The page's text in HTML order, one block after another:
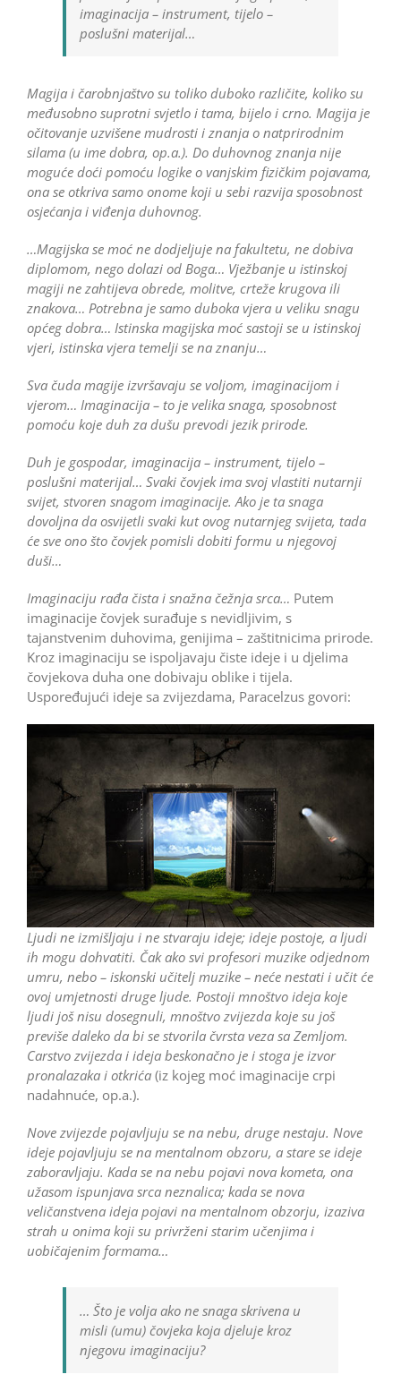
imaginacija – instrument, tijelo –
poslušni materijal…
Magija i čarobnjaštvo su toliko duboko različite, koliko su
međusobno suprotni svjetlo i tama, bijelo i crno. Magija je
očitovanje uzvišene mudrosti i znanja o natprirodnim
silama (u ime dobra, op.a.). Do duhovnog znanja nije
moguće doći pomoću logike o vanjskim fizičkim pojavama,
ona se otkriva samo onome koji u sebi razvija sposobnost
osjećanja i viđenja duhovnog.
…Magijska se moć ne dodjeljuje na fakultetu, ne dobiva
diplomom, nego dolazi od Boga… Vježbanje u istinskoj
magiji ne zahtijeva obrede, molitve, crteže krugova ili
znakova… Potrebna je samo duboka vjera u veliku snagu
općeg dobra… Istinska magijska moć sastoji se u istinskoj
vjeri, istinska vjera temelji se na znanju…
Sva čuda magije izvršavaju se voljom, imaginacijom i
vjerom… Imaginacija – to je velika snaga, sposobnost
pomoću koje duh za dušu prevodi jezik prirode.
Duh je gospodar, imaginacija – instrument, tijelo –
poslušni materijal… Svaki čovjek ima svoj vlastiti nutarnji
svijet, stvoren snagom imaginacije. Ako je ta snaga
dovoljna da osvijetli svaki kut ovog nutarnjeg svijeta, tada
će sve ono što čovjek pomisli dobiti formu u njegovoj
duši…
Imaginaciju rađa čista i snažna čežnja srca… Putem
imaginacije čovjek surađuje s nevidljivim, s
tajanstvenim duhovima, genijima – zaštitnicima prirode.
Kroz imaginaciju se ispoljavaju čiste ideje i u djelima
čovjekova duha one dobivaju oblike i tijela.
Uspoređujući ideje sa zvijezdama, Paracelzus govori:
Ljudi ne izmišljaju i ne stvaraju ideje; ideje postoje, a ljudi
ih mogu dohvatiti. Čak ako svi profesori muzike odjednom
umru, nebo – iskonski učitelj muzike – neće nestati i učit će
ovoj umjetnosti druge ljude. Postoji mnoštvo ideja koje
ljudi još nisu dosegnuli, mnoštvo zvijezda koje su još
previše daleko da bi se stvorila čvrsta veza sa Zemljom.
Carstvo zvijezda i ideja beskonačno je i stoga je izvor
pronalazaka i otkrića (iz kojeg moć imaginacije crpi
nadahnuće, op.a.).
Nove zvijezde pojavljuju se na nebu, druge nestaju. Nove
ideje pojavljuju se na mentalnom obzoru, a stare se ideje
zaboravljaju. Kada se na nebu pojavi nova kometa, ona
užasom ispunjava srca neznalica; kada se nova
veličanstvena ideja pojavi na mentalnom obzorju, izaziva
strah u onima koji su privrženi starim učenjima i
uobičajenim formama…
… Što je volja ako ne snaga skrivena u
misli (umu) čovjeka koja djeluje kroz
njegovu imaginaciju?